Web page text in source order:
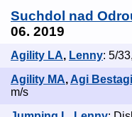
Suchdol nad
06. 2019
Agility LA, Lenny: 5/
Agility MA, Agi
m/s